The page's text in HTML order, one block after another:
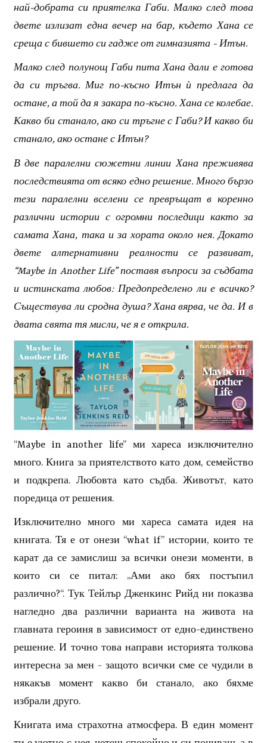
най-добрата си приятелка Габи. Малко след това
двете излизат една вечер на бар, където Хана се
среща с бившето си гадже от гимназията - Итън.
Малко след полунощ Габи пита Хана дали е готова
да си тръгва. Миг по-късно Итън ѝ предлага да
остане, а той да я закара по-късно. Хана се колебае.
Какво би станало, ако си тръгне с Габи? И какво би
станало, ако остане с Итън?
В две паралелни сюжетни линии Хана преживява
последствията от всяко едно решение. Много бързо
тези паралелни вселени се превръщат в коренно
различни истории с огромни последици както за
самата Хана, така и за хората около нея. Докато
двете алтернативни реалности се развиват,
“Maybe in Another Life” поставя въпроси за съдбата
и истинската любов: Предопределено ли е всичко?
Съществува ли сродна душа? Хана вярва, че да. И в
двата свята тя мисли, че я е открила.
“Maybe in another life” ми хареса изключително
много. Книга за приятелството като дом, семейство
и подкрепа. Любовта като съдба. Животът, като
поредица от решения.
Изключително много ми хареса самата идея на
книгата. Тя е от онези “what if” истории, които те
карат да се замислиш за всички онези моменти, в
които си се питал: „Ами ако бях постъпил
различно?“. Тук Тейлър Дженкинс Рийд ни показва
нагледно два различни варианта на живота на
главната героиня в зависимост от едно-единствено
решение. И точно това направи историята толкова
интересна за мен - защото всички сме се чудили в
някакъв момент какво би станало, ако бяхме
избрали друго.
Книгата има страхотна атмосфера. В един момент